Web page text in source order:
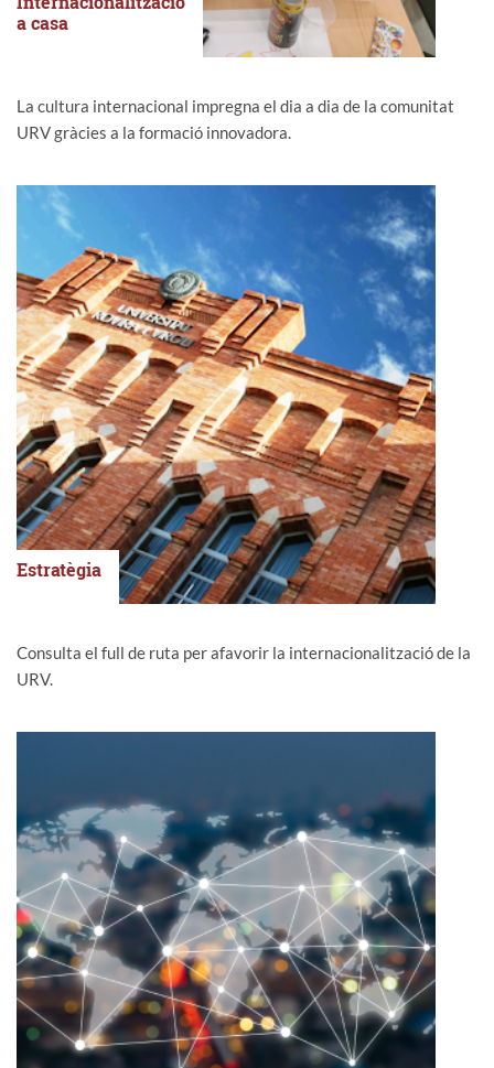
a casa
La cultura internacional impregna el dia a dia de la comunitat
URV gràcies a la formació innovadora.
Estratègia
Consulta el full de ruta per afavorir la internacionalització de la
URV.